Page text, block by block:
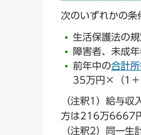
次のいずれかの条
生活保護法の
障害者、未成
前年中の合計
35万円×（1＋
（注釈1）給与
方は216万6667
（注釈2）同一生